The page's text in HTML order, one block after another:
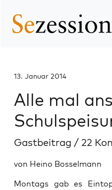
13. Januar 2014
Alle mal
Gastbeitrag / 22
von Heino Bosselmann
Montags gab es